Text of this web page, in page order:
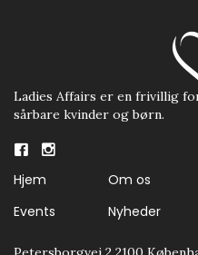
Ladies Affairs er en frivillig
sårbare kvinder og børn.
Hjem Om os
Events
Nyheder